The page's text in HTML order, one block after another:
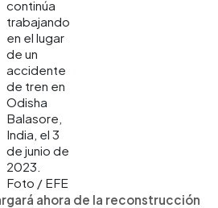
continúa
trabajando
en el lugar
de un
accidente
de tren en
Odisha
Balasore,
India, el 3
de junio de
2023.
Foto / EFE
ahora de la reconstrucción